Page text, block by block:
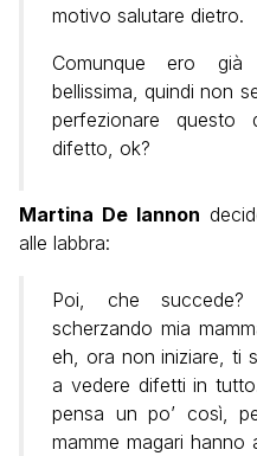
motivo salutare dietro.
Comunque ero già
bellissima, quindi non
perfezionare
difetto, ok?
Martina De Iannon
alle labbra:
Poi, che
scherzando mia
eh, ora non iniziare, ti
a vedere difetti in
pensa un po’ così,
mamme magari hanno